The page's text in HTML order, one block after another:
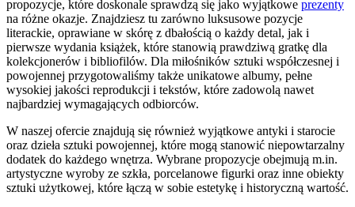
propozycje, które doskonale sprawdzą się jako wyjątkowe prezenty
na różne okazje. Znajdziesz tu zarówno luksusowe pozycje
literackie, oprawiane w skórę z dbałością o każdy detal, jak i
pierwsze wydania książek, które stanowią prawdziwą gratkę dla
kolekcjonerów i bibliofilów. Dla miłośników sztuki współczesnej i
powojennej przygotowaliśmy także unikatowe albumy, pełne
wysokiej jakości reprodukcji i tekstów, które zadowolą nawet
najbardziej wymagających odbiorców.
W naszej ofercie znajdują się również wyjątkowe antyki i starocie
oraz dzieła sztuki powojennej, które mogą stanowić niepowtarzalny
dodatek do każdego wnętrza. Wybrane propozycje obejmują m.in.
artystyczne wyroby ze szkła, porcelanowe figurki oraz inne obiekty
sztuki użytkowej, które łączą w sobie estetykę i historyczną wartość.